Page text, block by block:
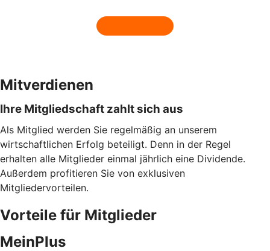
Mitverdienen
Ihre Mitgliedschaft zahlt sich aus
Als Mitglied werden Sie regelmäßig an unserem
wirtschaftlichen Erfolg beteiligt. Denn in der Regel
erhalten alle Mitglieder einmal jährlich eine Dividende.
Außerdem profitieren Sie von exklusiven
Mitgliedervorteilen.
Vorteile für Mitglieder
MeinPlus